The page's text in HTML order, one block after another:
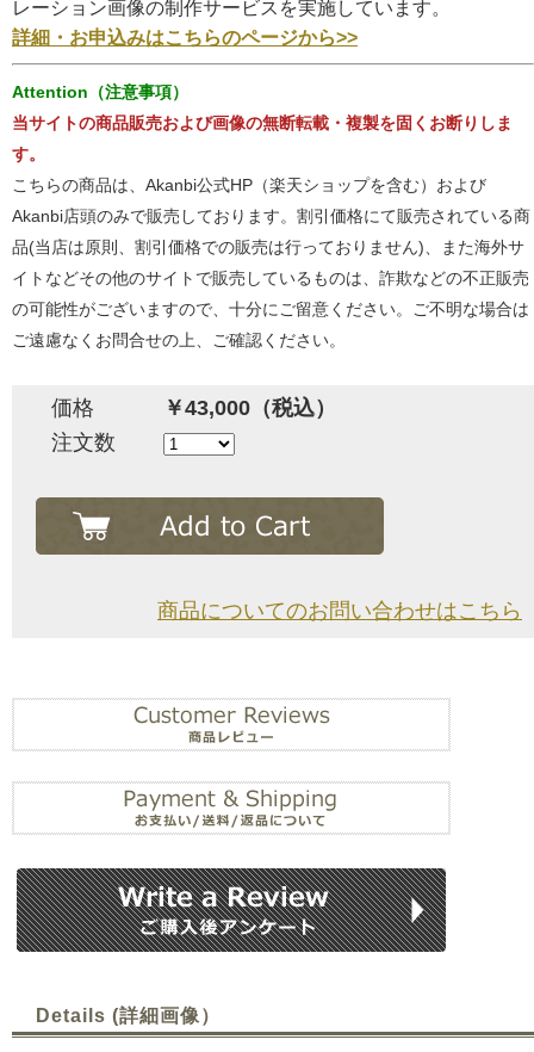
レーション画像の制作サービスを実施しています。
詳細・お申込みはこちらのページから>>
Attention（注意事項）
当サイトの商品販売および画像の無断転載・複製を固くお断りしま
す。
こちらの商品は、Akanbi公式HP（楽天ショップを含む）および
Akanbi店頭のみで販売しております。割引価格にて販売されている商
品(当店は原則、割引価格での販売は行っておりません)、また海外サ
イトなどその他のサイトで販売しているものは、詐欺などの不正販売
の可能性がございますので、十分にご留意ください。ご不明な場合は
ご遠慮なくお問合せの上、ご確認ください。
価格
￥43,000（税込）
注文数
商品についてのお問い合わせはこちら
Details (詳細画像）